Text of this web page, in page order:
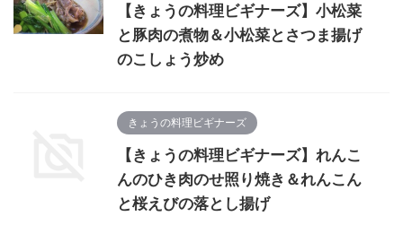
【きょうの料理ビギナーズ】小松菜
と豚肉の煮物＆小松菜とさつま揚げ
のこしょう炒め
きょうの料理ビギナーズ
【きょうの料理ビギナーズ】れんこ
んのひき肉のせ照り焼き＆れんこん
と桜えびの落とし揚げ